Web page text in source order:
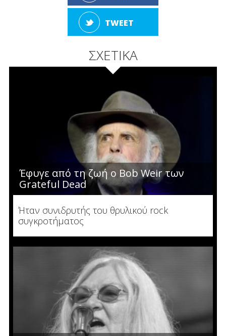
TWEET
ΣΧΕΤΙΚΑ
Έφυγε από τη ζωή ο Bob Weir των
Grateful Dead
Ήταν συνιδρυτής του θρυλικού rock
συγκροτήματος